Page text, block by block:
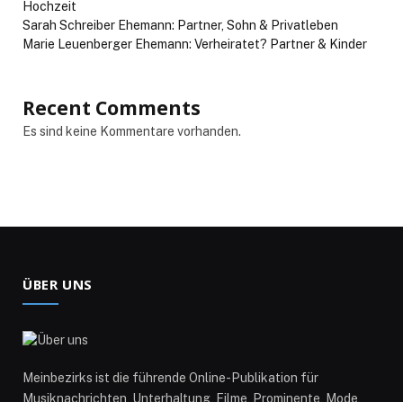
Hochzeit
Sarah Schreiber Ehemann: Partner, Sohn & Privatleben
Marie Leuenberger Ehemann: Verheiratet? Partner & Kinder
Recent Comments
Es sind keine Kommentare vorhanden.
ÜBER UNS
Meinbezirks ist die führende Online-Publikation für
Musiknachrichten, Unterhaltung, Filme, Prominente, Mode,